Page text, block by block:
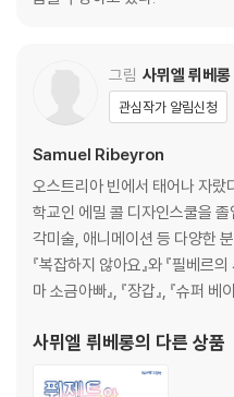
그림 사뮈엘 뤼베롱
관심작가 알림신청
Samuel Ribeyron
오스트리아 빈에서 태어나 자랐
학교인 에밀 콜 디자인스쿨을
각미술, 애니메이션 등 다양한
『복잡하지 않아요』와 『필베르
마 소금아빠』, 『장갑』, 『슈퍼
사뮈엘 뤼베롱의 다른 상품